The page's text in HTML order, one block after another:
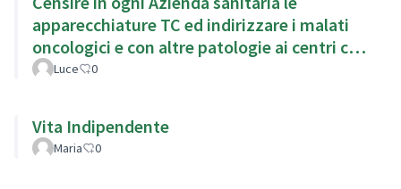
apparecchiature TC ed indirizzare i malati
oncologici e con altre patologie ai centri con
TC di ultima generazion
Luce 0
Vita Indipendente
Maria 0